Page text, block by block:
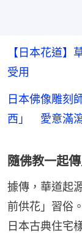
【日本花道
受用
日本佛像雕刻
西」 愛意滿
隨佛教一起
據傳，華道起
前供花」習俗
日本古典住宅